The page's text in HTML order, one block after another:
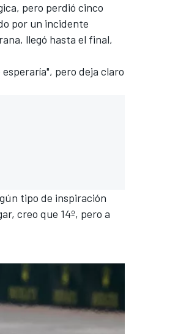
pero perdió cinco
por un incidente
llegó hasta el final,
pero deja claro
tipo de inspiración
creo que 14º, pero a